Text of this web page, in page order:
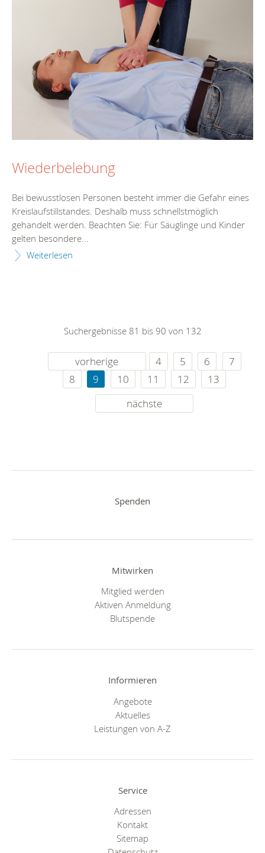
Wiederbelebung
Bei bewusstlosen Personen besteht immer die Gefahr eines
Kreislaufstillstandes. Deshalb muss schnellstmöglich
gehandelt werden. Beachten Sie: Für Säuglinge und Kinder
gelten besondere...
Weiterlesen
Suchergebnisse 81 bis 90 von 132
vorherige 4 5 6
7
8
9 10 11 12
13
nächste
Spenden
Mitwirken
Mitglied werden
Aktiven Anmeldung
Blutspende
Informieren
Angebote
Aktuelles
Leistungen von A-Z
Service
Adressen
Kontakt
Sitemap